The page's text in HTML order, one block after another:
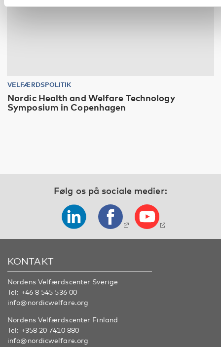
VELFÆRDSPOLITIK
Nordic Health and Welfare Technology
Symposium in Copenhagen
Følg os på sociale medier:
KONTAKT
Nordens Velfærdscenter Sverige
Tel: +46 8 545 536 00
info@nordicwelfare.org
Nordens Velfærdscenter Finland
Tel: +358 20 7410 880
info@nordicwelfare.org